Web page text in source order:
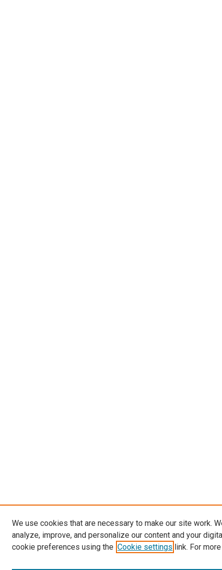
We use cookies that are necessary to make our site work.
analyze, improve, and personalize our content and your
cookie preferences using the Cookie settings link. For